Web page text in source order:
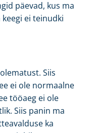
päevad, kus ma
keegi ei teinudki
Siis
ei ole normaalne
tööaeg ei ole
Siis panin ma
ka